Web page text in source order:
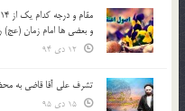
و بعضي ها امام زمان (عج)
تشرف علي آقا قاضي به